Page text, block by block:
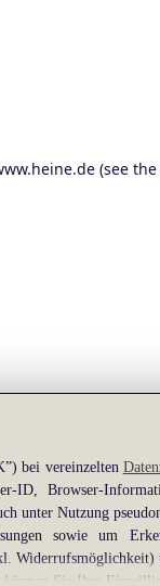
(see the
bei vereinzelten
ID, Browser-
unter Nutzung
sowie um
Widerrufsmöglichkeit)
Sie Ihre